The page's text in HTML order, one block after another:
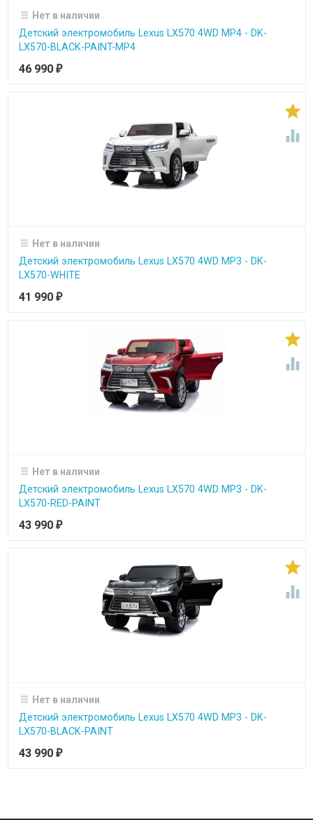
Нет в наличии
Детский электромобиль Lexus LX570 4WD MP4 - DK-
LX570-BLACK-PAINT-MP4
46 990 ₽


Нет в наличии
Детский электромобиль Lexus LX570 4WD MP3 - DK-
LX570-WHITE
41 990 ₽


Нет в наличии
Детский электромобиль Lexus LX570 4WD MP3 - DK-
LX570-RED-PAINT
43 990 ₽


Нет в наличии
Детский электромобиль Lexus LX570 4WD MP3 - DK-
LX570-BLACK-PAINT
43 990 ₽